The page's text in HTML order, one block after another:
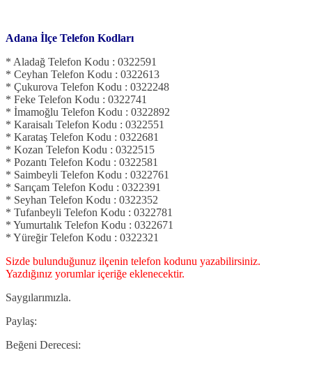
Adana İlçe Telefon Kodları
* Aladağ Telefon Kodu : 0322591
* Ceyhan Telefon Kodu : 0322613
* Çukurova Telefon Kodu : 0322248
* Feke Telefon Kodu : 0322741
* İmamoğlu Telefon Kodu : 0322892
* Karaisalı Telefon Kodu : 0322551
* Karataş Telefon Kodu : 0322681
* Kozan Telefon Kodu : 0322515
* Pozantı Telefon Kodu : 0322581
* Saimbeyli Telefon Kodu : 0322761
* Sarıçam Telefon Kodu : 0322391
* Seyhan Telefon Kodu : 0322352
* Tufanbeyli Telefon Kodu : 0322781
* Yumurtalık Telefon Kodu : 0322671
* Yüreğir Telefon Kodu : 0322321
Sizde bulunduğunuz ilçenin telefon kodunu yazabilirsiniz.
Yazdığınız yorumlar içeriğe eklenecektir.
Saygılarımızla.
Paylaş:
Beğeni Derecesi: